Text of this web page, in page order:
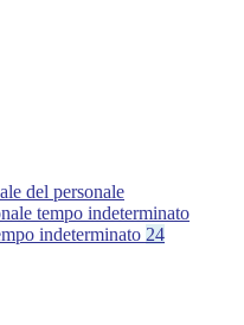
del personale
tempo indeterminato
indeterminato 24